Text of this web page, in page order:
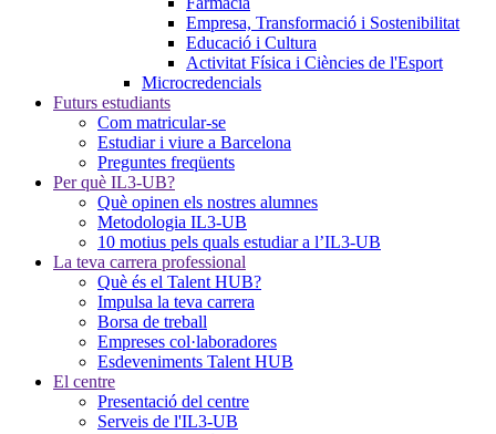
Empresa, Transformació i Sostenibilitat
Educació i Cultura
Activitat Física i Ciències de l'Esport
Microcredencials
Futurs estudiants
Com matricular-se
Estudiar i viure a Barcelona
Preguntes freqüents
Per què IL3-UB?
Què opinen els nostres alumnes
Metodologia IL3-UB
10 motius pels quals estudiar a l’IL3-UB
La teva carrera professional
Què és el Talent HUB?
Impulsa la teva carrera
Borsa de treball
Empreses col·laboradores
Esdeveniments Talent HUB
El centre
Presentació del centre
Serveis de l'IL3-UB